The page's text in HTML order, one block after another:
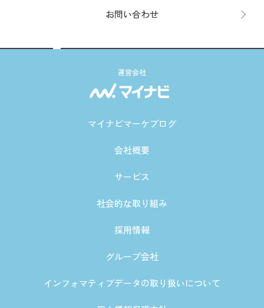
お問い合わせ
運営会社
マイナビマーケブログ
会社概要
サービス
社会的な取り組み
採用情報
グループ会社
インフォマティブデータの取り扱いについて